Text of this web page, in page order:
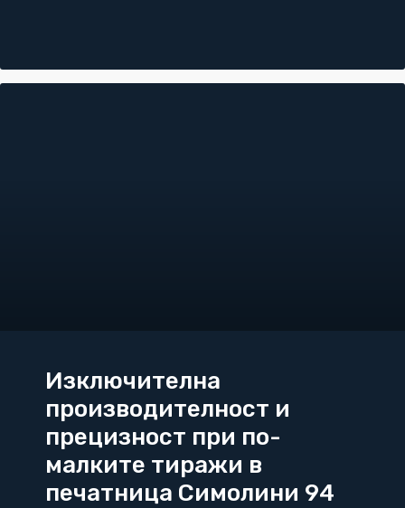
Изключителна
производителност и
прецизност при по-
малките тиражи в
печатница Симолини 94